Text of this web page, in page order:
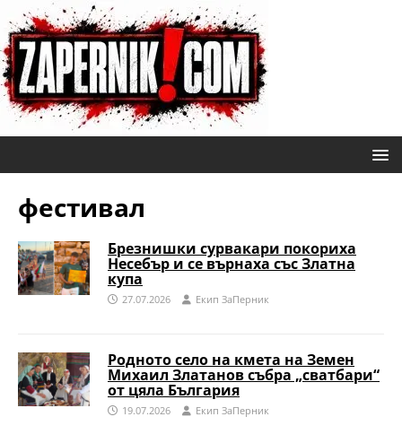
фестивал
Брезнишки сурвакари покориха
Несебър и се върнаха със Златна
купа
27.07.2026 Eкип ЗаПерник
Родното село на кмета на Земен
Михаил Златанов събра „сватбари“
от цяла България
19.07.2026 Eкип ЗаПерник